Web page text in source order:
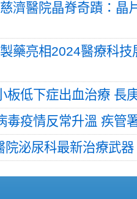
濟醫院晶脊奇蹟：晶
藥亮相2024醫療科
板低下症出血治療 長
毒疫情反常升溫 疾管
院泌尿科最新治療武